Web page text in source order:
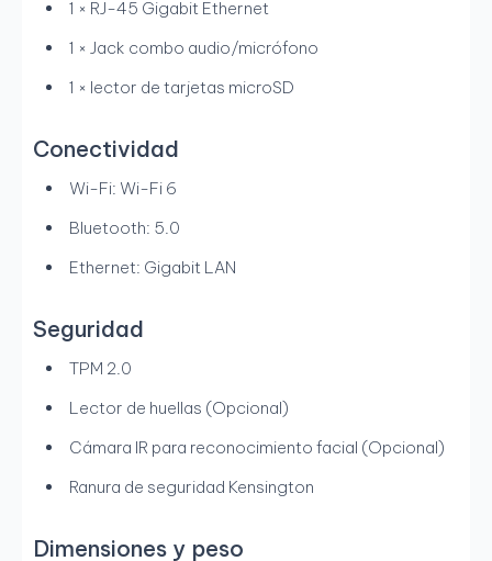
1 × RJ-45 Gigabit Ethernet
1 × Jack combo audio/micrófono
1 × lector de tarjetas microSD
Conectividad
Wi-Fi: Wi-Fi 6
Bluetooth: 5.0
Ethernet: Gigabit LAN
Seguridad
TPM 2.0
Lector de huellas (Opcional)
Cámara IR para reconocimiento facial (Opcional)
Ranura de seguridad Kensington
Dimensiones y peso